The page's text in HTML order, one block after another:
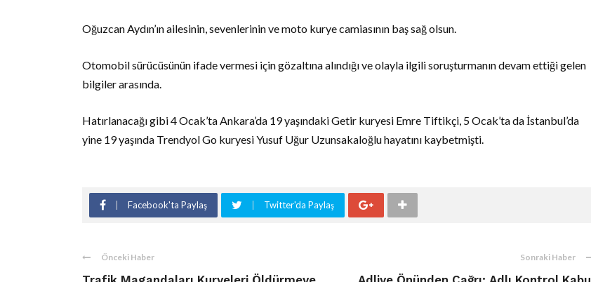
Oğuzcan Aydın’ın ailesinin, sevenlerinin ve moto kurye camiasının baş sağ olsun.
Otomobil sürücüsünün ifade vermesi için gözaltına alındığı ve olayla ilgili soruşturmanın devam ettiği gelen
bilgiler arasında.
Hatırlanacağı gibi 4 Ocak’ta Ankara’da 19 yaşındaki Getir kuryesi Emre Tiftikçi, 5 Ocak’ta da İstanbul’da
yine 19 yaşında Trendyol Go kuryesi Yusuf Uğur Uzunsakaloğlu hayatını kaybetmişti.
Facebook'ta Paylaş Twitter'da Paylaş
Önceki Haber Sonraki Haber